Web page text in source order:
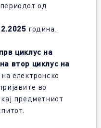
од
година,
циклус на
втор циклус на
електронско
во
предметниот